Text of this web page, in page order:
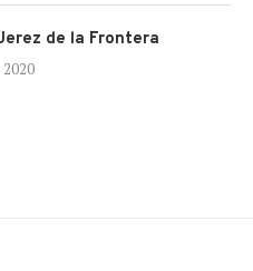
de la Frontera